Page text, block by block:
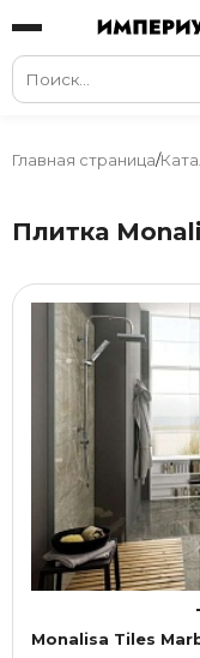
Главная страница/
Плитка
Monalisa Tiles